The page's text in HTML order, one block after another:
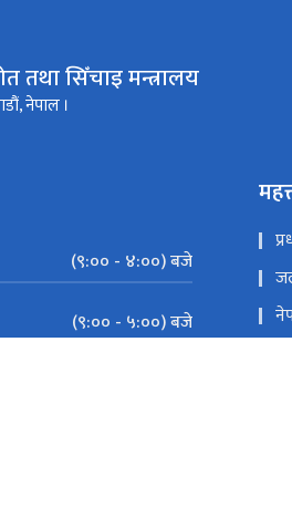
तथा सिँचाइ मन्त्रालय
नेपाल ।
(९:०० - ४:००) बजे
(९:०० - ५:००) बजे